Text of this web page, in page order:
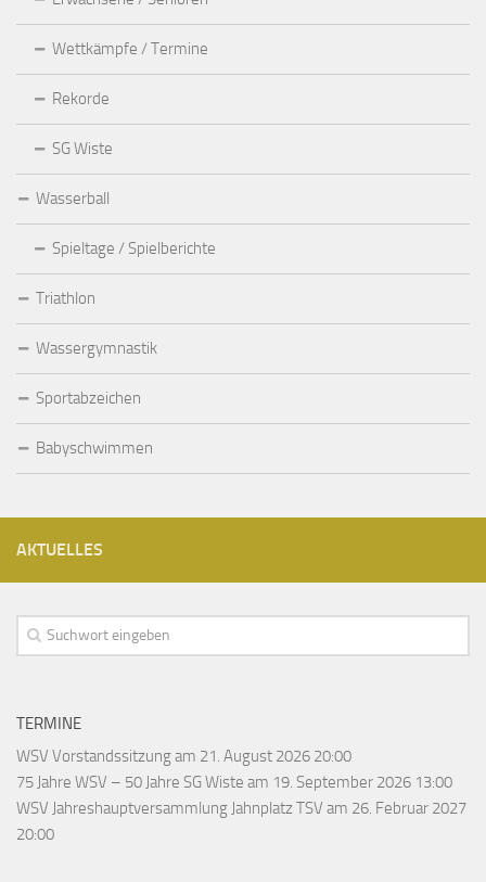
Wettkämpfe / Termine
Rekorde
SG Wiste
Wasserball
Spieltage / Spielberichte
Triathlon
Wassergymnastik
Sportabzeichen
Babyschwimmen
AKTUELLES
TERMINE
WSV Vorstandssitzungam 21. August 2026 20:00
75 Jahre WSV – 50 Jahre SG Wiste am 19. September 2026 13:00
WSV Jahreshauptversammlung Jahnplatz TSV am 26. Februar 2027
20:00